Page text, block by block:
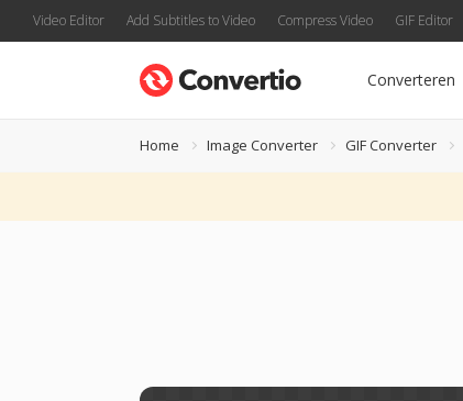
Video Editor Add Subtitles to Video Compress Video GIF Editor
Converteren
Home Image Converter GIF Converter